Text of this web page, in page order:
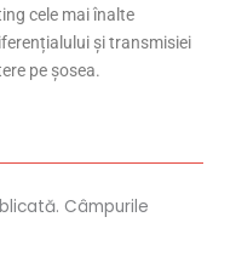
cele mai înalte
și transmisiei
pe șosea.
Câmpurile